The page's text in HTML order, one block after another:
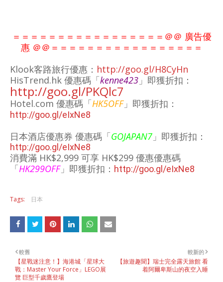
＝＝＝＝＝＝＝＝＝＝＝＝＝＝＝＝＝＠＠ 廣告優
惠 ＠＠ ＝＝＝＝＝＝＝＝＝＝＝ ＝＝＝＝ ＝＝
Klook客路旅行優惠： http://goo.gl/H8CyHn
HisTrend.hk 優惠碼「kenne423 」即獲折扣：
http://goo.gl/PKQlc7
Hotel.com 優惠碼「HK5OFF」即獲折扣：
http://goo.gl/eIxNe8
日本酒店優惠券 優惠碼「GOJAPAN7 」 即獲折扣：
http://goo.gl/eIxNe8
消費滿 HK$2,999 可享 HK$299 優惠優惠碼
「HK299OFF」即獲折扣： http://goo.gl/eIxNe8
Tags: 日本
較新的
【旅遊趣聞】瑞士完全露天旅館 看
着阿爾卑斯山的夜空入睡
較舊
【星戰迷注意！】海港城「星球大
戰：Master Your Force」LEGO展
覽 巨型千歲鷹登場